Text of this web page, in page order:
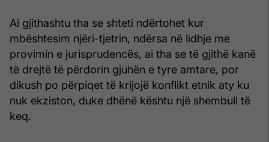
Ai gjithashtu tha se shteti ndërtohet kur
mbështesim njëri-tjetrin, ndërsa në lidhje me
provimin e jurisprudencës, ai tha se të gjithë kanë
të drejtë të përdorin gjuhën e tyre amtare, por
dikush po përpiqet të krijojë konflikt etnik aty ku
nuk ekziston, duke dhënë kështu një shembull të
keq.